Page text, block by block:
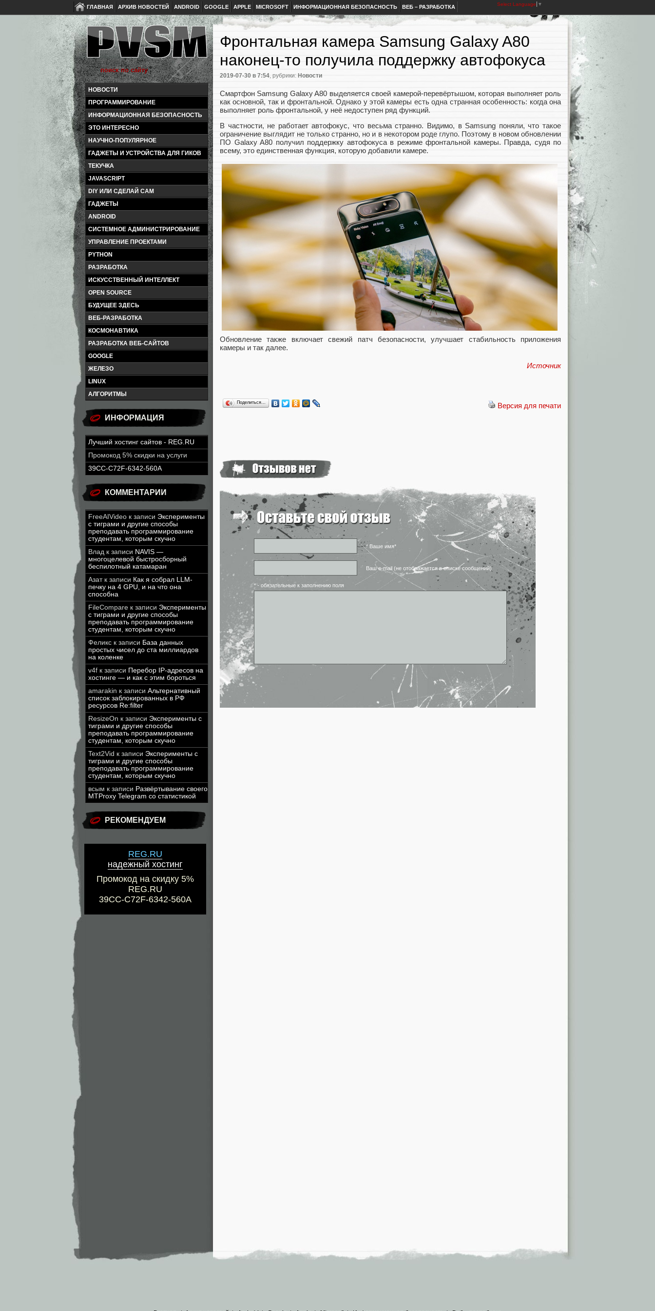
ГЛАВНАЯ АРХИВ НОВОСТЕЙ ANDROID GOOGLE APPLE MICROSOFT ИНФОРМАЦИОННАЯ БЕЗОПАСНОСТЬ ВЕБ – РАЗРАБОТКА Select Language ▼
НОВОСТИ
ПРОГРАММИРОВАНИЕ
ИНФОРМАЦИОННАЯ БЕЗОПАСНОСТЬ
ЭТО ИНТЕРЕСНО
НАУЧНО-ПОПУЛЯРНОЕ
ГАДЖЕТЫ И УСТРОЙСТВА ДЛЯ ГИКОВ
ТЕКУЧКА
JAVASCRIPT
DIY ИЛИ СДЕЛАЙ САМ
ГАДЖЕТЫ
ANDROID
СИСТЕМНОЕ АДМИНИСТРИРОВАНИЕ
УПРАВЛЕНИЕ ПРОЕКТАМИ
PYTHON
РАЗРАБОТКА
ИСКУССТВЕННЫЙ ИНТЕЛЛЕКТ
OPEN SOURCE
БУДУЩЕЕ ЗДЕСЬ
ВЕБ-РАЗРАБОТКА
КОСМОНАВТИКА
РАЗРАБОТКА ВЕБ-САЙТОВ
GOOGLE
ЖЕЛЕЗО
LINUX
АЛГОРИТМЫ
ИНФОРМАЦИЯ
Лучший хостинг сайтов - REG.RU
Промокод 5% скидки на услуги
39CC-C72F-6342-560A
КОММЕНТАРИИ
FreeAIVideo к записи Эксперименты
с тиграми и другие способы
преподавать программирование
студентам, которым скучно
Влад к записи NAVIS —
многоцелевой быстросборный
беспилотный катамаран
Азатк записи Как я собрал LLM-
печку на 4 GPU, и на что она
способна
FileCompare к записи Эксперименты
с тиграми и другие способы
преподавать программирование
студентам, которым скучно
Феликс к записи База данных
простых чисел до ста миллиардов
на коленке
v4f к записи Перебор IP-адресов на
хостинге — и как с этим бороться
amarakin к записи Альтернативный
список заблокированных в РФ
ресурсов Re:filter
ResizeOn к записи Эксперименты с
тиграми и другие способы
преподавать программирование
студентам, которым скучно
Text2Vid к записи Эксперименты с
тиграми и другие способы
преподавать программирование
студентам, которым скучно
всым к записи Развёртывание своего
MTProxy Telegram со статистикой
РЕКОМЕНДУЕМ
REG.RU
надежный хостинг
Промокод на скидку 5%
REG.RU
39CC-C72F-6342-560A
Фронтальная камера Samsung Galaxy A80
наконец-то получила поддержку автофокуса
2019-07-30 в 7:54, рубрики: Новости
Смартфон Samsung Galaxy A80 выделяется своей камерой-перевёртышом, которая выполняет роль
как основной, так и фронтальной. Однако у этой камеры есть одна странная особенность: когда она
выполняет роль фронтальной, у неё недоступен ряд функций.
В частности, не работает автофокус, что весьма странно. Видимо, в Samsung поняли, что такое
ограничение выглядит не только странно, но и в некотором роде глупо. Поэтому в новом обновлении
ПО Galaxy A80 получил поддержку автофокуса в режиме фронтальной камеры. Правда, судя по
всему, это единственная функция, которую добавили камере.
Обновление также включает свежий патч безопасности, улучшает стабильность приложения
камеры и так далее.
Источник
Версия для печати
Поделиться…
* Ваше имя*
Ваш e-mail (не отображается в списке сообщений)
* - обязательные к заполнению поля